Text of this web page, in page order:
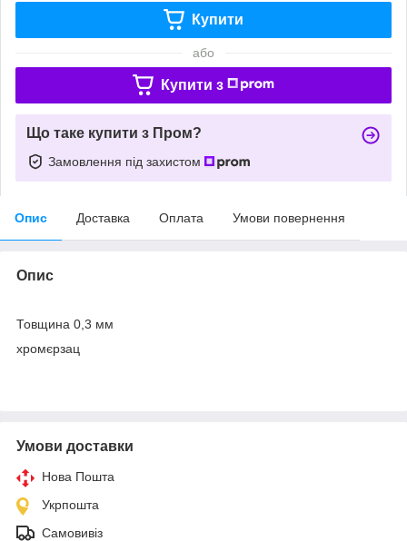
Купити
або
Купити з
Що таке купити з Пром?
Замовлення під захистом
Опис Доставка Оплата Умови повернення
Опис
Товщина 0,3 мм
хромєрзац
Умови доставки
Нова Пошта
Укрпошта
Самовивіз